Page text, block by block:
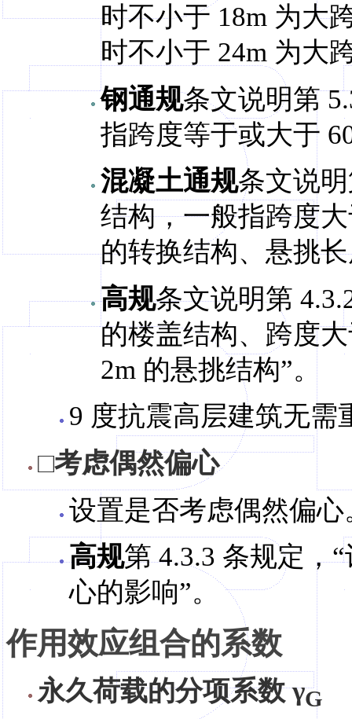
时不小于 18m 为大
时不小于 24m 为大
钢通规条文说明第
指跨度等于或大于
混凝土通规条文说
结构，一般指跨度
的转换结构、悬挑
高规条文说明第
的楼盖结构、跨度
2m 的悬挑结构”。
9 度抗震高层建筑无需
□考虑偶然偏心
设置是否考虑偶然偏心
高规第 4.3.3 条规定，
心的影响”。
作用效应组合的系数
永久荷载的分项系数 γG